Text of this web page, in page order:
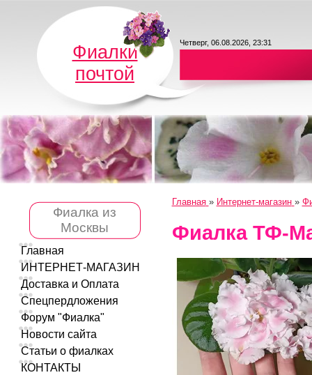
Фиалки
почтой
Четверг, 06.08.2026, 23:31
Фиалка из
Москвы
Главная
ИНТЕРНЕТ-МАГАЗИН
Доставка и Оплата
Спецпердложения
Форум "Фиалка"
Новости сайта
Статьи о фиалках
КОНТАКТЫ
Главная » Интернет-магазин »
Фиалка ТФ-